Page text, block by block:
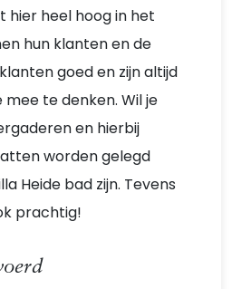
hier heel hoog in het
hun klanten en de
goed en zijn altijd
te denken. Wil je
en hierbij
worden gelegd
Heide bad zijn. Tevens
prachtig!